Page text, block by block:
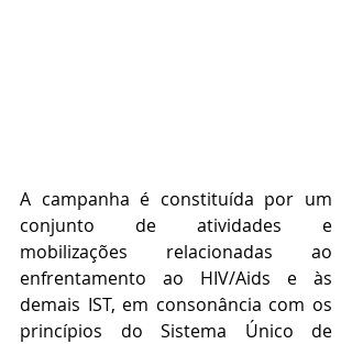
A campanha é constituída por um
conjunto de atividades e
mobilizações relacionadas ao
enfrentamento ao HIV/Aids e às
demais IST, em consonância com os
princípios do Sistema Único de